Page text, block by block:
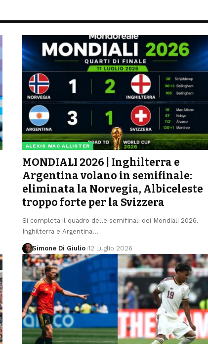
ALEXIS MAC ALLISTER
MONDIALI 2026 | Inghilterra e
Argentina volano in semifinale:
eliminata la Norvegia, Albiceleste
troppo forte per la Svizzera
Si completa il quadro delle semifinali dei Mondiali 2026.
Inghilterra e Argentina…
Simone Di Giulio 12 Luglio 2026